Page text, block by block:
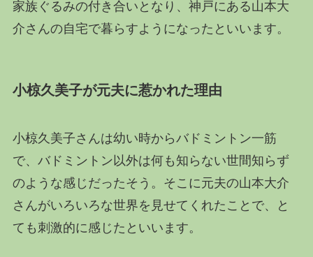
家族ぐるみの付き合いとなり、神戸にある山本大
介さんの自宅で暮らすようになったといいます。
小椋久美子が元夫に惹かれた理由
小椋久美子さんは幼い時からバドミントン一筋
で、バドミントン以外は何も知らない世間知らず
のような感じだったそう。そこに元夫の山本大介
さんがいろいろな世界を見せてくれたことで、と
ても刺激的に感じたといいます。